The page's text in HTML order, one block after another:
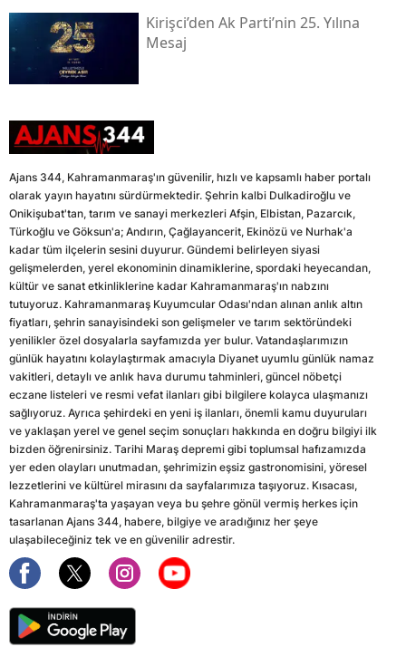
Kirişci’den Ak Parti’nin 25. Yılına
Mesaj
Ajans 344, Kahramanmaraş'ın güvenilir, hızlı ve kapsamlı haber portalı
olarak yayın hayatını sürdürmektedir. Şehrin kalbi Dulkadiroğlu ve
Onikişubat'tan, tarım ve sanayi merkezleri Afşin, Elbistan, Pazarcık,
Türkoğlu ve Göksun'a; Andırın, Çağlayancerit, Ekinözü ve Nurhak'a
kadar tüm ilçelerin sesini duyurur. Gündemi belirleyen siyasi
gelişmelerden, yerel ekonominin dinamiklerine, spordaki heyecandan,
kültür ve sanat etkinliklerine kadar Kahramanmaraş'ın nabzını
tutuyoruz. Kahramanmaraş Kuyumcular Odası'ndan alınan anlık altın
fiyatları, şehrin sanayisindeki son gelişmeler ve tarım sektöründeki
yenilikler özel dosyalarla sayfamızda yer bulur. Vatandaşlarımızın
günlük hayatını kolaylaştırmak amacıyla Diyanet uyumlu günlük namaz
vakitleri, detaylı ve anlık hava durumu tahminleri, güncel nöbetçi
eczane listeleri ve resmi vefat ilanları gibi bilgilere kolayca ulaşmanızı
sağlıyoruz. Ayrıca şehirdeki en yeni iş ilanları, önemli kamu duyuruları
ve yaklaşan yerel ve genel seçim sonuçları hakkında en doğru bilgiyi ilk
bizden öğrenirsiniz. Tarihi Maraş depremi gibi toplumsal hafızamızda
yer eden olayları unutmadan, şehrimizin eşsiz gastronomisini, yöresel
lezzetlerini ve kültürel mirasını da sayfalarımıza taşıyoruz. Kısacası,
Kahramanmaraş'ta yaşayan veya bu şehre gönül vermiş herkes için
tasarlanan Ajans 344, habere, bilgiye ve aradığınız her şeye
ulaşabileceğiniz tek ve en güvenilir adrestir.